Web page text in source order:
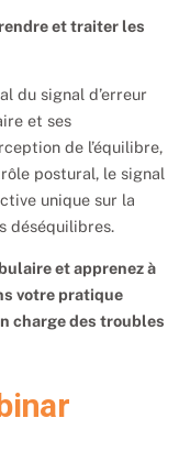
et traiter les
du signal d’erreur
et ses
de l’équilibre,
postural, le signal
unique sur la
déséquilibres.
et apprenez à
votre pratique
charge des troubles